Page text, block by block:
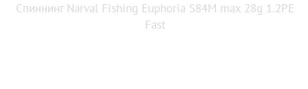
Спиннинг Narval Fishing Euphoria S84M max 28g 1.2PE
Fast